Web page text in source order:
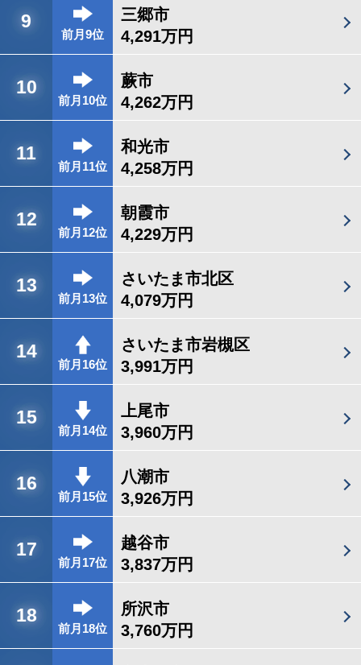
9
前月9位
三郷市
4,291万円
10
前月10位
蕨市
4,262万円
11
前月11位
和光市
4,258万円
12
前月12位
朝霞市
4,229万円
13
前月13位
さいたま市北区
4,079万円
14
前月16位
さいたま市岩槻区
3,991万円
15
前月14位
上尾市
3,960万円
16
前月15位
八潮市
3,926万円
17
前月17位
越谷市
3,837万円
18
前月18位
所沢市
3,760万円